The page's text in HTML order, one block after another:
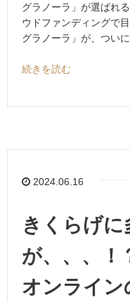
グラノーラ」が選ばれ
ウドファンディングで
グラノーラ」が、つい
続きを読む
2024.06.16
きくらげに
が、、、！
オンライン